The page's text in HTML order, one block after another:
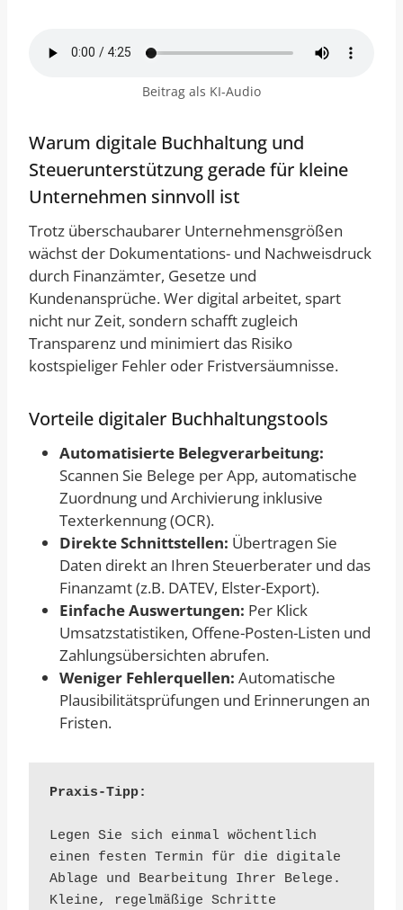
Beitrag als KI-Audio
Warum digitale Buchhaltung und
Steuerunterstützung gerade für kleine
Unternehmen sinnvoll ist
Trotz überschaubarer Unternehmensgrößen
wächst der Dokumentations- und Nachweisdruck
durch Finanzämter, Gesetze und
Kundenansprüche. Wer digital arbeitet, spart
nicht nur Zeit, sondern schafft zugleich
Transparenz und minimiert das Risiko
kostspieliger Fehler oder Fristversäumnisse.
Vorteile digitaler Buchhaltungstools
Automatisierte Belegverarbeitung:
Scannen Sie Belege per App, automatische
Zuordnung und Archivierung inklusive
Texterkennung (OCR).
Direkte Schnittstellen: Übertragen Sie
Daten direkt an Ihren Steuerberater und das
Finanzamt (z.B. DATEV, Elster-Export).
Einfache Auswertungen: Per Klick
Umsatzstatistiken, Offene-Posten-Listen und
Zahlungsübersichten abrufen.
Weniger Fehlerquellen: Automatische
Plausibilitätsprüfungen und Erinnerungen an
Fristen.
Praxis-Tipp:
Legen Sie sich einmal wöchentlich
einen festen Termin für die digitale
Ablage und Bearbeitung Ihrer Belege.
Kleine, regelmäßige Schritte